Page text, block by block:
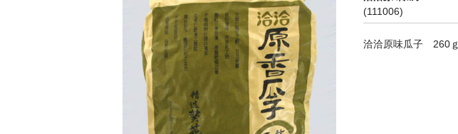
(111006)
洽洽原味瓜子 260ｇ